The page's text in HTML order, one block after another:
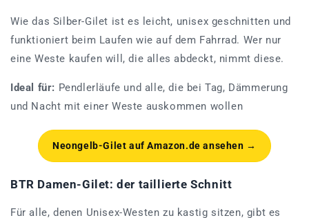
Wie das Silber-Gilet ist es leicht, unisex geschnitten und
funktioniert beim Laufen wie auf dem Fahrrad. Wer nur
eine Weste kaufen will, die alles abdeckt, nimmt diese.
Ideal für: Pendlerläufe und alle, die bei Tag, Dämmerung
und Nacht mit einer Weste auskommen wollen
Neongelb-Gilet auf Amazon.de ansehen →
BTR Damen-Gilet: der taillierte Schnitt
Für alle, denen Unisex-Westen zu kastig sitzen, gibt es